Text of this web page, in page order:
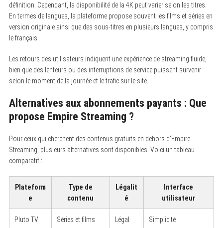
définition. Cependant, la disponibilité de la 4K peut varier selon les titres.
En termes de langues, la plateforme propose souvent les films et séries en
version originale ainsi que des sous-titres en plusieurs langues, y compris
le français.
Les retours des utilisateurs indiquent une expérience de streaming fluide,
bien que des lenteurs ou des interruptions de service puissent survenir
selon le moment de la journée et le trafic sur le site.
Alternatives aux abonnements payants : Que
propose Empire Streaming ?
Pour ceux qui cherchent des contenus gratuits en dehors d’Empire
Streaming, plusieurs alternatives sont disponibles. Voici un tableau
comparatif :
Plateform
e
Type de
contenu
Légalit
é
Interface
utilisateur
Pluto TV Séries et films Légal Simplicité